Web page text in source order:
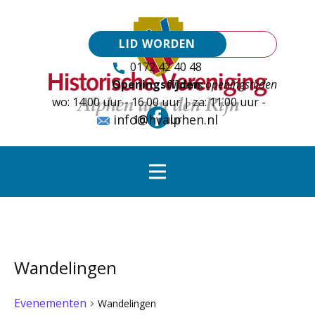
LID WORDEN
0172 42 40 48
Tijdens openingstijden
Openingstijden:
wo: 14.00 uur - 16.00 uur | za: 11.00 uur -
16.00 uur
info@hvalphen.nl
Wandelingen
Evenementen Wandelingen